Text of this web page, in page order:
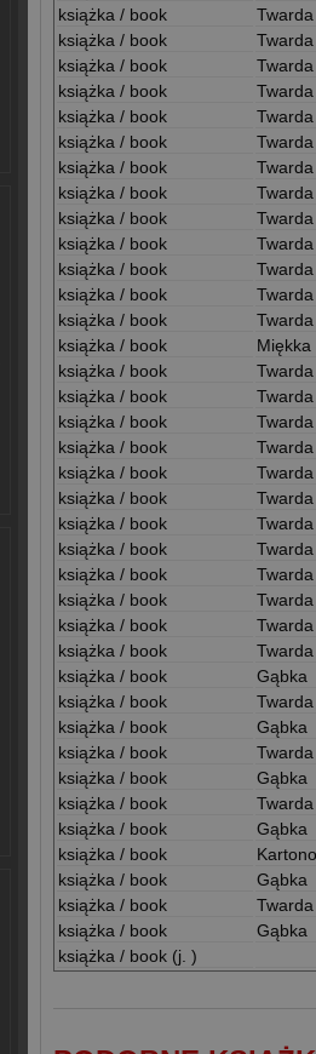
książka / book
Twarda
książka / book
Twarda
książka / book
Twarda
książka / book
Twarda
książka / book
Twarda
książka / book
Twarda
książka / book
Twarda
książka / book
Twarda
książka / book
Twarda
książka / book
Twarda
książka / book
Twarda
książka / book
Twarda
książka / book
Twarda
książka / book
Miękka
książka / book
Twarda
książka / book
Twarda
książka / book
Twarda
książka / book
Twarda
książka / book
Twarda
książka / book
Twarda
książka / book
Twarda
książka / book
Twarda
książka / book
Twarda
książka / book
Twarda
książka / book
Twarda
książka / book
Twarda
książka / book
Gąbka
książka / book
Twarda
książka / book
Gąbka
książka / book
Twarda
książka / book
Gąbka
książka / book
Twarda
książka / book
Gąbka
książka / book
książka / book
Gąbka
książka / book
Twarda
książka / book
Gąbka
książka / book (j. )